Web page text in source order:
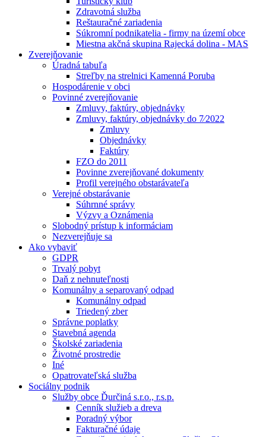
Zdravotná služba
Reštauračné zariadenia
Súkromní podnikatelia - firmy na území obce
Miestna akčná skupina Rajecká dolina - MAS
Zverejňovanie
Úradná tabuľa
Streľby na strelnici Kamenná Poruba
Hospodárenie v obci
Povinné zverejňovanie
Zmluvy, faktúry, objednávky
Zmluvy, faktúry, objednávky do 7⁄2022
Zmluvy
Objednávky
Faktúry
FZO do 2011
Povinne zverejňované dokumenty
Profil verejného obstarávateľa
Verejné obstarávanie
Súhrnné správy
Výzvy a Oznámenia
Slobodný prístup k informáciam
Nezverejňuje sa
Ako vybaviť
GDPR
Trvalý pobyt
Daň z nehnuteľnosti
Komunálny a separovaný odpad
Komunálny odpad
Triedený zber
Správne poplatky
Stavebná agenda
Školské zariadenia
Životné prostredie
Iné
Opatrovateľská služba
Sociálny podnik
Služby obce Ďurčiná s.r.o., r.s.p.
Cenník služieb a dreva
Poradný výbor
Fakturačné údaje